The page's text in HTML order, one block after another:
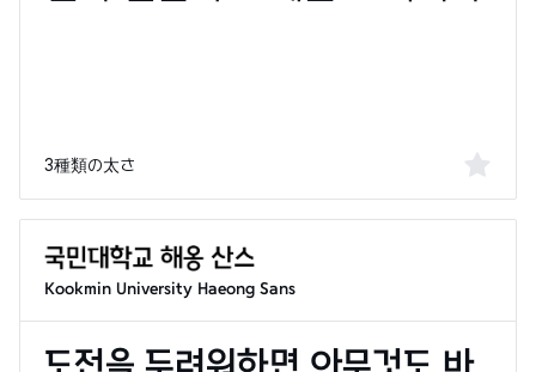
3種類の太さ
Kookmin University Haeong Sans